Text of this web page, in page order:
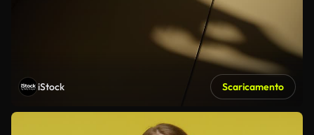
iStock Scaricamento